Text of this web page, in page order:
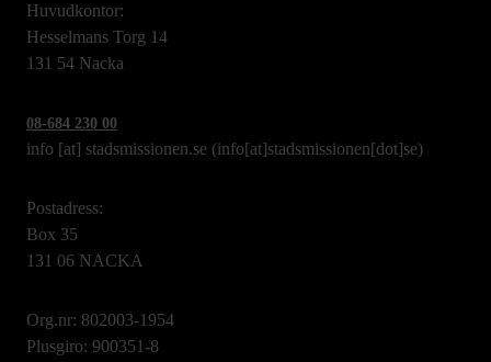
Huvudkontor:
Hesselmans Torg 14
131 54 Nacka
08-684 230 00
info [at] stadsmissionen.se (info[at]stadsmissionen[dot]se)
Postadress:
Box 35
131 06 NACKA
Org.nr: 802003-1954
Plusgiro: 900351-8